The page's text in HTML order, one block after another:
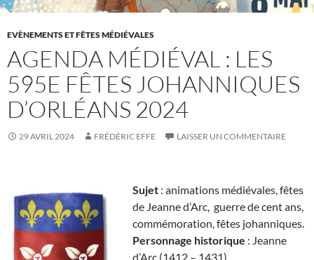
EVÈNEMENTS ET FÊTES MÉDIÉVALES
AGENDA MÉDIÉVAL : LES
595E FÊTES JOHANNIQUES
D’ORLÉANS 2024
29 AVRIL 2024 FRÉDÉRIC EFFE LAISSER UN COMMENTAIRE
Sujet : animations médiévales, fêtes
de Jeanne d’Arc, guerre de cent ans,
commémoration, fêtes johanniques.
Personnage historique : Jeanne
d’Arc (1412 – 1431)